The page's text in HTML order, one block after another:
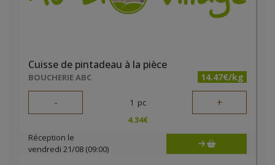
Cuisse de pintadeau à la pièce
BOUCHERIE ABC 14.47€/kg
- 1 pc +
4.34€
Réception le
vendredi 21/08 (09:00)